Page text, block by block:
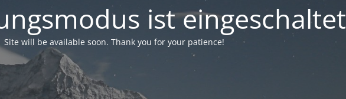
ist eingeschaltet
Site will be available soon. Thank you for your patience!